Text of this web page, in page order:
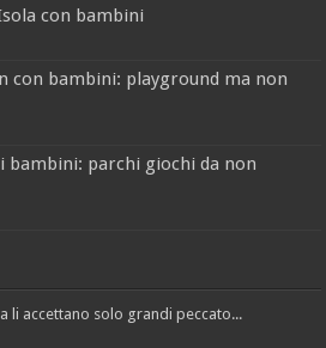
con bambini
con bambini: playground ma non
bambini: parchi giochi da non
li accettano solo grandi peccato...